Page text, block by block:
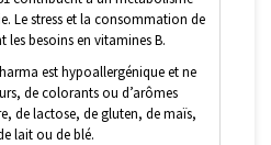
Le stress et la consommation de
besoins en vitamines B.
est hypoallergénique et ne
de colorants ou d’arômes
de lactose, de gluten, de maïs,
lait ou de blé.